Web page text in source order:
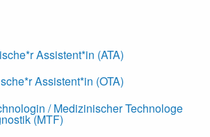
Assistent*in (ATA)
Assistent*in (OTA)
/ Medizinischer Technologe
(MTF)